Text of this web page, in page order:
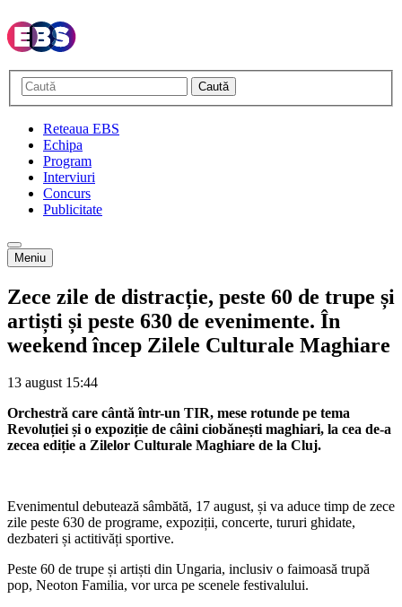
Caută
Reteaua EBS
Echipa
Program
Interviuri
Concurs
Publicitate
Meniu
Zece zile de distracție, peste 60 de trupe și
artiști și peste 630 de evenimente. În
weekend încep Zilele Culturale Maghiare
13 august15:44
Orchestră care cântă într-un TIR, mese rotunde pe tema
Revoluției și o expoziție de câini ciobănești maghiari, la cea de-a
zecea ediție a Zilelor Culturale Maghiare de la Cluj.
Evenimentul debutează sâmbătă, 17 august, și va aduce timp de zece
zile peste 630 de programe, expoziții, concerte, tururi ghidate,
dezbateri și actitivăți sportive.
Peste 60 de trupe și artiști din Ungaria, inclusiv o faimoasă trupă
pop, Neoton Familia, vor urca pe scenele festivalului.